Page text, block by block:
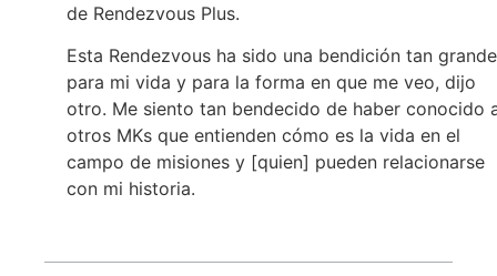
de Rendezvous Plus.
Esta Rendezvous ha sido una bendición tan grande
para mi vida y para la forma en que me veo, dijo
otro. Me siento tan bendecido de haber conocido
otros MKs que entienden cómo es la vida en el
campo de misiones y [quien] pueden relacionarse
con mi historia.